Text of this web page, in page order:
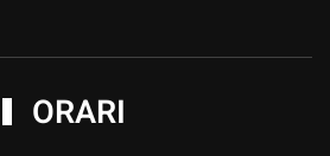
ORARI